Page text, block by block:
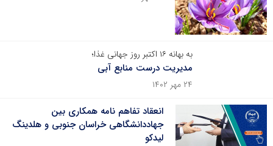
به بهانه ۱۶ اکتبر روز جهانی غذا؛
مدیریت درست منابع آبی
۲۴ مهر ۱۴۰۲
انعقاد تفاهم نامه همکاری بین
جهاددانشگاهی خراسان جنوبی و هلدینگ
لیدکو